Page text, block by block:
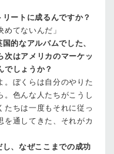
ートに成るんですか？
めてないんだ」
的なアルバムでした、
次はアメリカのマーケッ
でしょうか？
。ぼくらは自分のやりた
。色んな人たちがこうし
たちは一度もそれに従っ
を通してきた、それがカ
、なぜここまでの成功